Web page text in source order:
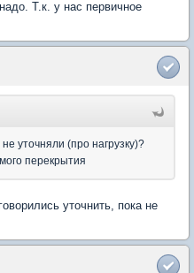
Т.к. у нас первичное
уточняли (про нагрузку)?
перекрытия
уточнить, пока не